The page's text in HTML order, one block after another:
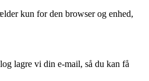
kun for den browser og enhed,
lagre vi din e-mail, så du kan få